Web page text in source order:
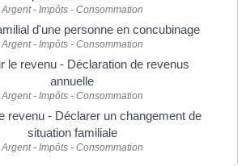
Argent - Impôts - Consommation
d'une personne en concubinage
Argent - Impôts - Consommation
le revenu - Déclaration de revenus
annuelle
Argent - Impôts - Consommation
revenu - Déclarer un changement de
situation familiale
Argent - Impôts - Consommation